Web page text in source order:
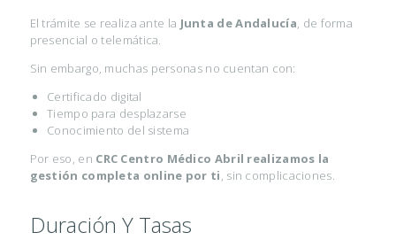
El trámite se realiza ante la Junta de Andalucía, de forma
presencial o telemática.
Sin embargo, muchas personas no cuentan con:
Certificado digital
Tiempo para desplazarse
Conocimiento del sistema
Por eso, en CRC Centro Médico Abril realizamos la
gestión completa online por ti, sin complicaciones.
Duración Y Tasas